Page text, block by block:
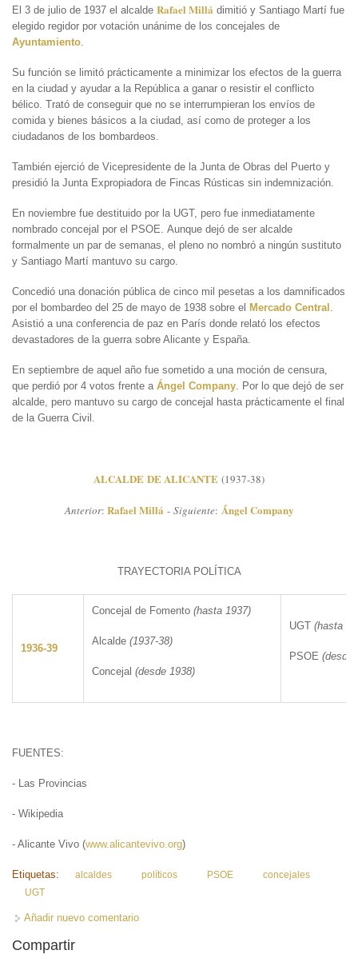
El 3 de julio de 1937 el alcalde Rafael Millá dimitió y Santiago Martí fue
elegido regidor por votación unánime de los concejales de
Ayuntamiento
Su función se limitó prácticamente a minimizar los efectos de la guerra
en la ciudad y ayudar a la República a ganar o resistir el conflicto
bélico. Trató de conseguir que no se interrumpieran los envíos de
comida y bienes básicos a la ciudad, así como de proteger a los
ciudadanos de los bombardeos.
También ejerció de Vicepresidente de la Junta de Obras del Puerto y
presidió la Junta Expropiadora de Fincas Rústicas sin indemnización.
En noviembre fue destituido por la UGT, pero fue inmediatamente
nombrado concejal por el PSOE. Aunque dejó de ser alcalde
formalmente un par de semanas, el pleno no nombró a ningún sustituto
y Santiago Martí mantuvo su cargo.
Concedió una donación pública de cinco mil pesetas a los damnificados
por el bombardeo del 25 de mayo de 1938 sobre el Mercado Central
Asistió a una conferencia de paz en París donde relató los efectos
devastadores de la guerra sobre Alicante y España.
En septiembre de aquel año fue sometido a una moción de censura,
que perdió por 4 votos frente a Ángel Company . Por lo que dejó de ser
alcalde, pero mantuvo su cargo de concejal hasta prácticamente el final
de la Guerra Civil.
ALCALDE DE ALICANTE (1937-38)
Anterior: Rafael Millá - Siguiente: Ángel Company
TRAYECTORIA POLÍTICA
1936-39
Concejal de Fomento (hasta 1937)
Alcalde (1937-38)
Concejal (desde 1938)
UGT (hasta
PSOE (desde
FUENTES:
- Las Provincias
- Wikipedia
- Alicante Vivo (www.alicantevivo.org)
Etiquetas: alcaldes políticos PSOE
concejales
UGT
Añadir nuevo comentario
Compartir